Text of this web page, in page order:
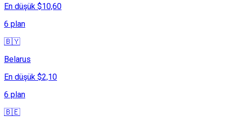
En düşük $10,60
6 plan
🇧🇾
Belarus
En düşük $2,10
6 plan
🇧🇪